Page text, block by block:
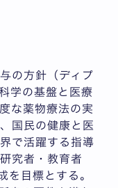
の方針（ディプ
学の基盤と医療
な薬物療法の実
国民の健康と医
で活躍する指導
究者・教育者
目標とする。